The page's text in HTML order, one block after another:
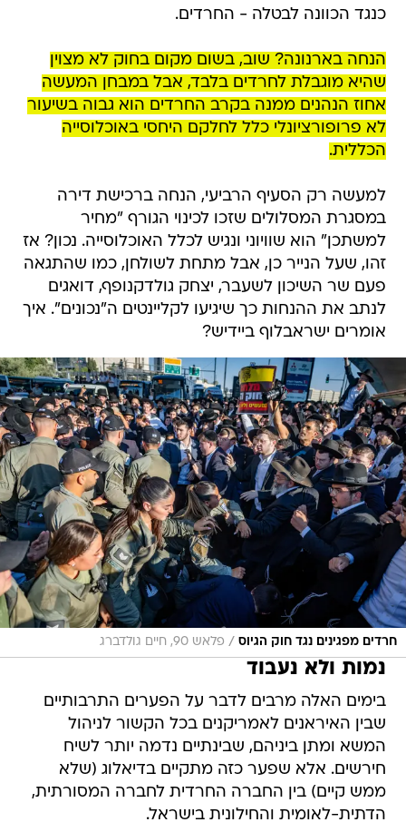
כנגד הכוונה לבטלה - החרדים.
הנחה בארנונה? שוב, בשום מקום בחוק לא מצוין
שהיא מוגבלת לחרדים בלבד, אבל במבחן המעשה
אחוז הנהנים ממנה בקרב החרדים הוא גבוה בשיעור
לא פרופורציונלי כלל לחלקם היחסי באוכלוסייה
הכללית.
למעשה רק הסעיף הרביעי, הנחה ברכישת דירה
במסגרת המסלולים שזכו לכינוי הגורף "מחיר
למשתכן" הוא שוויוני ונגיש לכלל האוכלוסייה. נכון? אז
זהו, שעל הנייר כן, אבל מתחת לשולחן, כמו שהתגאה
פעם שר השיכון לשעבר, יצחק גולדקנופף, דואגים
לנתב את ההנחות כך שיגיעו לקליינטים ה"נכונים". איך
אומרים ישראבלוף ביידיש?
חרדים מפגינים נגד חוק הגיוס / פלאש 90, חיים גולדברג
נמות ולא נעבוד
בימים האלה מרבים לדבר על הפערים התרבותיים
שבין האיראנים לאמריקנים בכל הקשור לניהול
המשא ומתן ביניהם, שבינתיים נדמה יותר לשיח
חירשים. אלא שפער כזה מתקיים בדיאלוג (שלא
ממש קיים) בין החברה החרדית לחברה המסורתית,
הדתית-לאומית והחילונית בישראל.